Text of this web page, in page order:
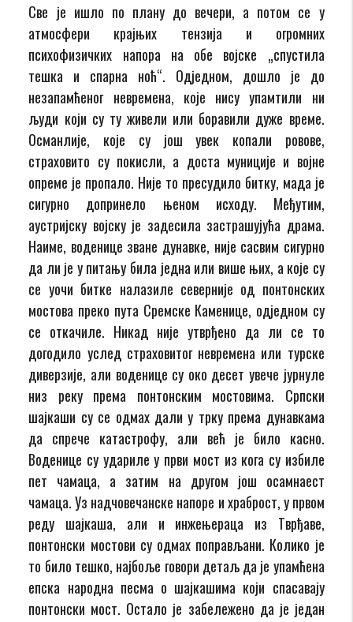
Све је ишло по плану до вечери, а потом се у
атмосфери крајњих тензија и огромних
психофизичких напора на обе војске „спустила
тешка и спарна ноћ“. Одједном, дошло је до
незапамћеног невремена, које нису упамтили ни
људи који су ту живели или боравили дуже време.
Османлије, које су још увек копали ровове,
страховито су покисли, а доста муниције и војне
опреме је пропало. Није то пресудило битку, мада је
сигурно допринело њеном исходу. Међутим,
аустријску војску је задесила застрашујућа драма.
Наиме, воденице зване дунавке, није сасвим сигурно
да ли је у питању била једна или више њих, а које су
се уочи битке налазиле северније од понтонских
мостова преко пута Сремске Каменице, одједном су
се откачиле. Никад није утврђено да ли се то
догодило услед страховитог невремена или турске
диверзије, али воденице су око десет увече јурнуле
низ реку према понтонским мостовима. Српски
шајкаши су се одмах дали у трку према дунавкама
да спрече катастрофу, али већ је било касно.
Воденице су удариле у први мост из кога су избиле
пет чамаца, а затим на другом још осамнаест
чамаца. Уз надчовечанске напоре и храброст, у првом
реду шајкаша, али и инжењераца из Тврђаве,
понтонски мостови су одмах поправљани. Колико је
то било тешко, најбоље говори детаљ да је упамћена
епска народна песма о шајкашима који спасавају
понтонски мост. Остало је забележено да је један